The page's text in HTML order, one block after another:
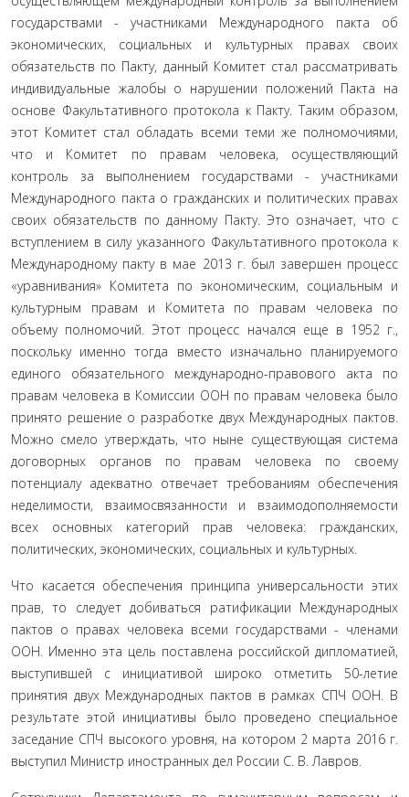
государ­ствами - участниками Международного пакта об
экономиче­ских, социальных и культурных правах своих
обязательств по Пакту, данный Комитет стал рассматривать
индивидуальные жалобы о нарушении положений Пакта на
основе Факуль­тативного протокола к Пакту. Таким образом,
этот Комитет стал обладать всеми теми же полномочиями,
что и Комитет по правам человека, осуществляющий
контроль за выполне­нием государствами - участниками
Международного пакта о гражданских и политических правах
своих обязательств по данному Пакту. Это означает, что с
вступлением в силу ука­занного Факультативного протокола к
Международному пак­ту в мае 2013 г. был завершен процесс
«уравнивания» Коми­тета по экономическим, социальным и
культурным правам и Комитета по правам человека по
объему полномочий. Этот процесс начался еще в 1952 г.,
поскольку именно тогда вместо изначально планируемого
единого обязательного междуна­родно-правового акта по
правам человека в Комиссии ООН по правам человека было
принято решение о разработке двух Международных пактов.
Можно смело утверждать, что ныне существующая система
договорных органов по правам челове­ка по своему
потенциалу адекватно отвечает требованиям обе­спечения
неделимости, взаимосвязанности и взаимодополня­емости
всех основных категорий прав человека: гражданских,
политических, экономических, социальных и культурных.
Что касается обеспечения принципа универсальности этих
прав, то следует добиваться ратификации Международ­ных
пактов о правах человека всеми государствами - членами
ООН. Именно эта цель поставлена российской дипломати­ей,
выступившей с инициативой широко отметить 50-летие
принятия двух Международных пактов в рамках СПЧ ООН. В
результате этой инициативы было проведено специальное
заседание СПЧ высокого уровня, на котором 2 марта 2016 г.
выступил Министр иностранных дел России С. В. Лавров.